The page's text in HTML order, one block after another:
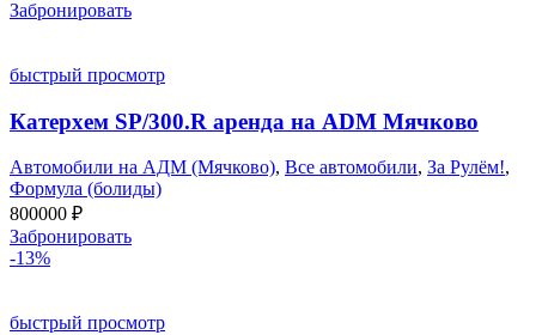
Забронировать
быстрый просмотр
Катерхем SP/300.R аренда на ADM Мячково
Автомобили на АДМ (Мячково), Все автомобили, За Рулём!,
Формула (болиды)
800000 ₽
Забронировать
-13%
быстрый просмотр